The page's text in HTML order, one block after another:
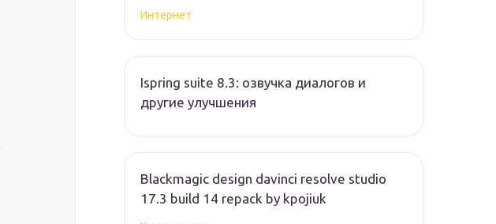
Интернет
Ispring suite 8.3: озвучка диалогов и
другие улучшения
Blackmagic design davinci resolve studio
17.3 build 14 repack by kpojiuk